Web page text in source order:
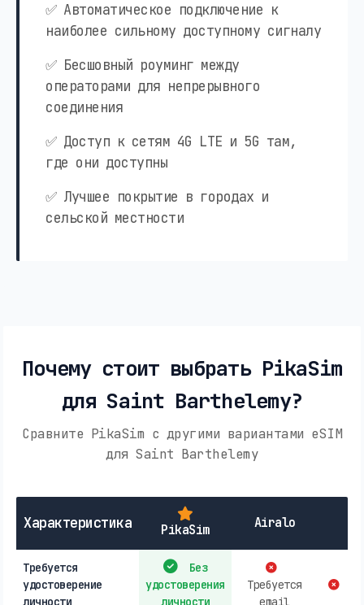
✅ Автоматическое подключение к
наиболее сильному доступному сигналу
✅ Бесшовный роуминг между
операторами для непрерывного
соединения
✅ Доступ к сетям 4G LTE и 5G там,
где они доступны
✅ Лучшее покрытие в городах и
сельской местности
Почему стоит выбрать PikaSim
для Saint Barthelemy?
Сравните PikaSim с другими вариантами eSIM
для Saint Barthelemy
Характеристика PikaSim Airalo
Требуется
удостоверение
личности
Без
удостоверения
личности
Требуется
email